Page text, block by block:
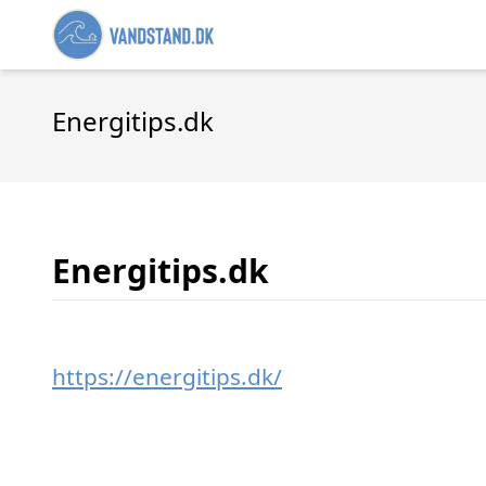
Energitips.dk
Energitips.dk
https://energitips.dk/